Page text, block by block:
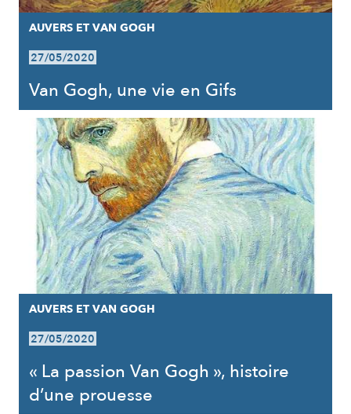
AUVERS ET VAN GOGH
27/05/2020
Van Gogh, une vie en Gifs
AUVERS ET VAN GOGH
27/05/2020
« La passion Van Gogh », histoire
d’une prouesse